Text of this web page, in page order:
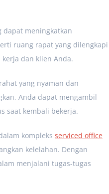
dapat meningkatkan
ruang rapat yang dilengkapi
dan klien Anda.
yang nyaman dan
Anda dapat mengambil
saat kembali bekerja.
kompleks serviced office
kelelahan. Dengan
menjalani tugas-tugas